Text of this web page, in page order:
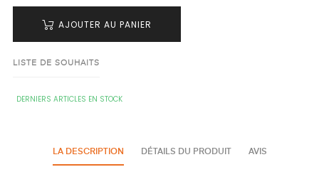
AJOUTER AU PANIER
LISTE DE SOUHAITS
DERNIERS ARTICLES EN STOCK
LA DESCRIPTION DÉTAILS DU PRODUIT AVIS